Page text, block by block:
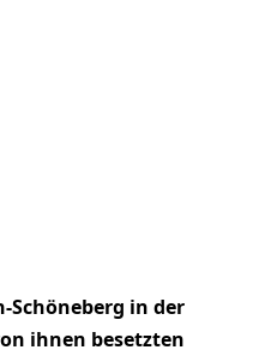
Schöneberg in der
ihnen besetzten